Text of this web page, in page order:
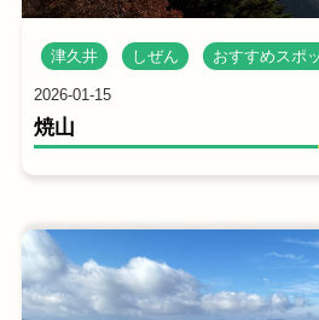
津久井 しぜん おすすめスポ
2026-01-15
焼山